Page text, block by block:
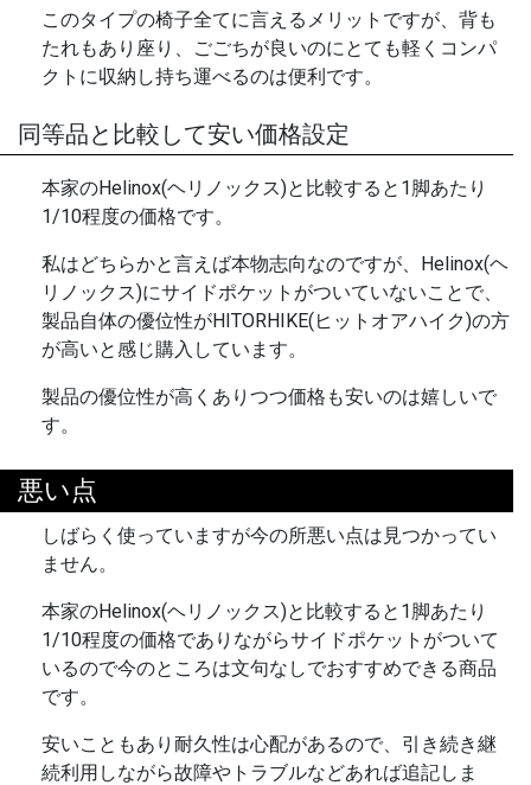
このタイプの椅子全てに言えるメリットですが、背も
たれもあり座り、ごごちが良いのにとても軽くコンパ
クトに収納し持ち運べるのは便利です。
同等品と比較して安い価格設定
本家のHelinox(ヘリノックス)と比較すると1脚あたり
1/10程度の価格です。
私はどちらかと言えば本物志向なのですが、Helinox(ヘ
リノックス)にサイドポケットがついていないことで、
製品自体の優位性がHITORHIKE(ヒットオアハイク)の方
が高いと感じ購入しています。
製品の優位性が高くありつつ価格も安いのは嬉しいで
す。
悪い点
しばらく使っていますが今の所悪い点は見つかってい
ません。
本家のHelinox(ヘリノックス)と比較すると1脚あたり
1/10程度の価格でありながらサイドポケットがついて
いるので今のところは文句なしでおすすめできる商品
です。
安いこともあり耐久性は心配があるので、引き続き継
続利用しながら故障やトラブルなどあれば追記しま